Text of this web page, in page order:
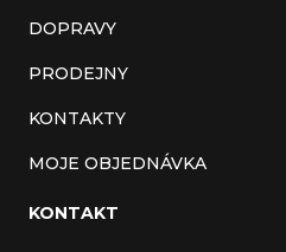
DOPRAVY
PRODEJNY
KONTAKTY
MOJE OBJEDNÁVKA
KONTAKT